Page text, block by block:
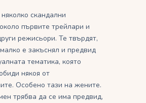
скандални
първите трейлари и
режисьори. Те твърдят,
е закъснял и предвид
тематика, която
някоя от
Особено тази на жените.
трябва да се има предвид,